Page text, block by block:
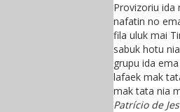
Provizoriu ida
nafatin no
fila uluk mai
sabuk hotu
grupu ida
lafaek mak
mak tata nia
Patrício de